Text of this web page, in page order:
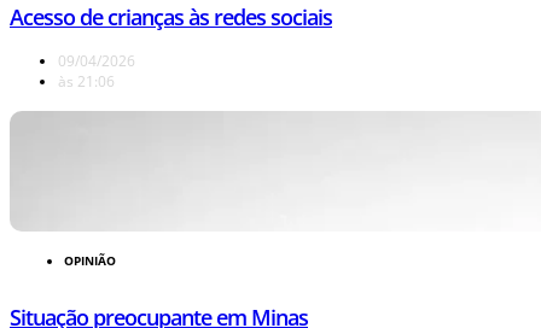
Acesso de crianças às redes sociais
09/04/2026
às 21:06
OPINIÃO
Situação preocupante em Minas